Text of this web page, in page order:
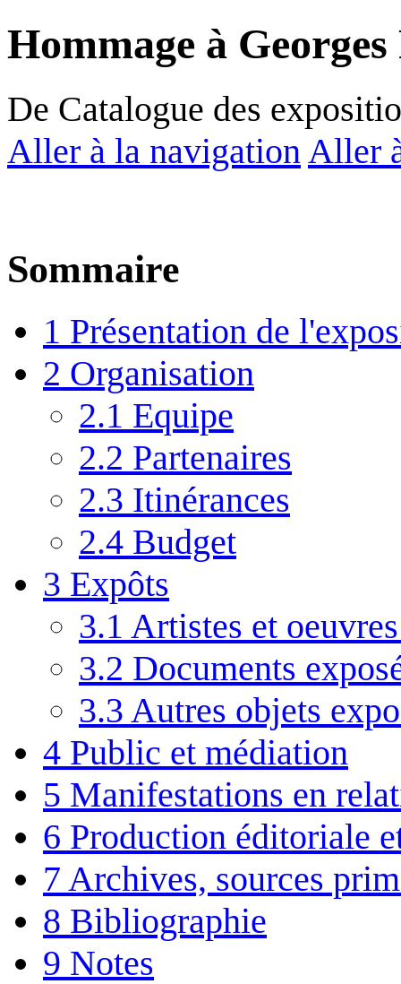
Hommage à
De Catalogue des
Aller à la navigation Aller
Sommaire
1 Présentation de
2 Organisation
2.1 Equipe
2.2 Partenaires
2.3 Itinérances
2.4 Budget
3 Expôts
3.1 Artistes et
3.2 Documents
3.3 Autres objets
4 Public et médiation
5 Manifestations en
6 Production éditoriale
7 Archives, sources
8 Bibliographie
9 Notes